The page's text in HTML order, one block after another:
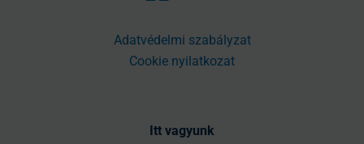
Adatvédelmi szabályzat
Cookie nyilatkozat
Itt vagyunk